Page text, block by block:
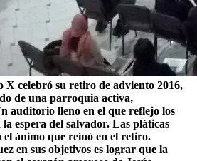
celebró su retiro de adviento 2016,
de una parroquia activa,
auditorio lleno en el que reflejo los
la espera del salvador. Las pláticas
ánimo que reinó en el retiro.
en sus objetivos es lograr que la